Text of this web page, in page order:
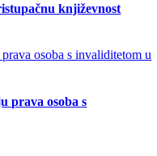
književnost
prava osoba s